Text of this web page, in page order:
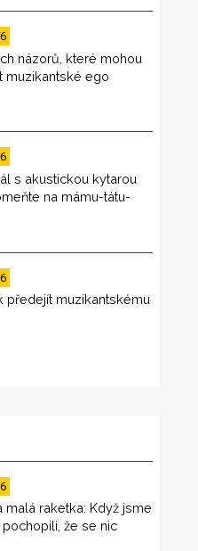
názorů, které mohou
muzikantské ego
s akustickou kytarou
na mámu-tátu-
předejít muzikantskému
malá raketka: Když jsme
pochopili, že se nic